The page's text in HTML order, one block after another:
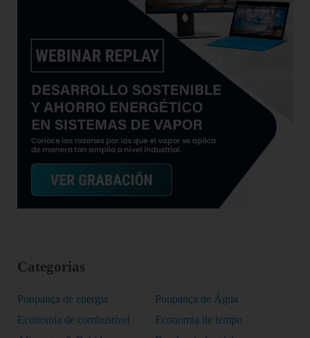
Categorias
Poupança de energia
Poupança de Água
Economia de combustível
Economia de tempo